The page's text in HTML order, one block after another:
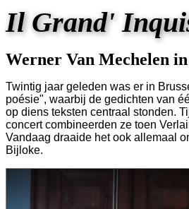
Il Grand'
Werner Van Mechelen
Twintig jaar geleden was er in
poésie", waarbij de gedichten van
op diens teksten centraal stonden.
concert combineerden ze toen
Vandaag draaide het ook allemaal
Bijloke.